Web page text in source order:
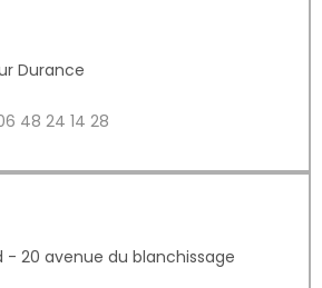
Durance
48 24 14 28
- 20 avenue du blanchissage